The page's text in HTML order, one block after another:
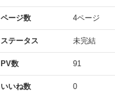
ページ数 4ページ
ステータス 未完結
PV数 91
いいね数 0